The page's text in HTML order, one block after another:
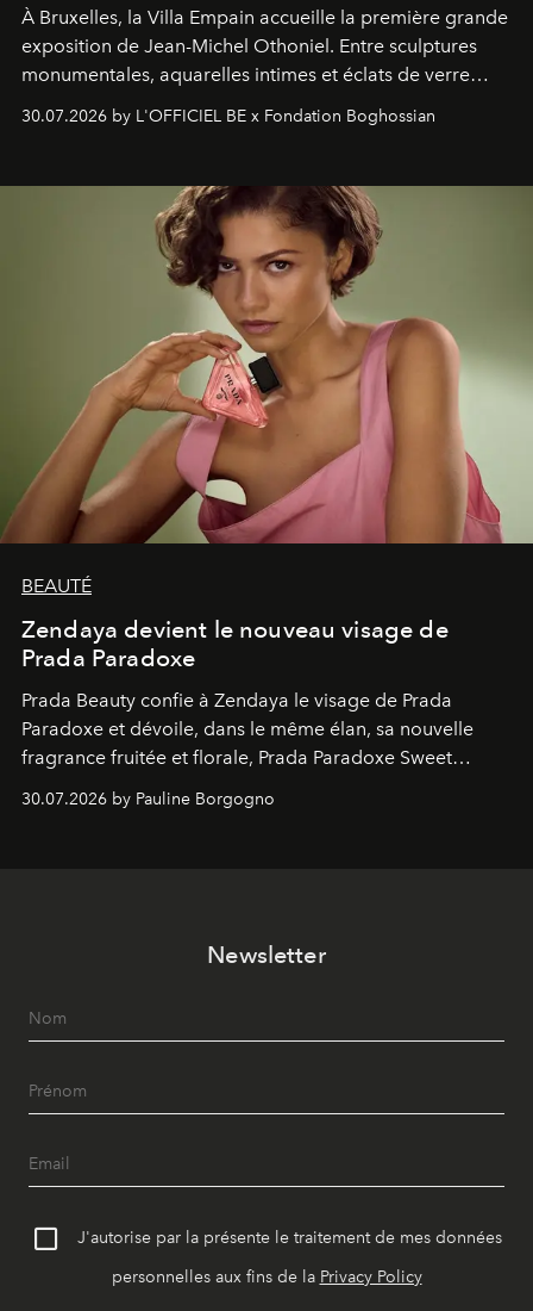
À Bruxelles, la Villa Empain accueille la première grande
exposition de Jean-Michel Othoniel. Entre sculptures
monumentales, aquarelles intimes et éclats de verre
émotionnel où chaque œuvre devient le souvenir
émerveillement.
30.07.2026 by L'OFFICIEL BE x Fondation Boghossian
BEAUTÉ
Zendaya devient le nouveau visage de
Prada Paradoxe
Prada Beauty confie à Zendaya le visage de Prada
Paradoxe et dévoile, dans le même élan, sa nouvelle
fragrance fruitée et florale, Prada Paradoxe Sweet
30.07.2026 by Pauline Borgogno
Newsletter
J'autorise par la présente le traitement de mes données
personnelles aux fins de la Privacy Policy